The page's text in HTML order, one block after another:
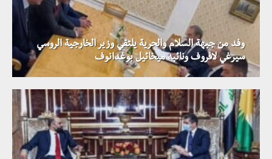
وفد من جبهة السلام والحرية يلتقي وزير الخارجية الروسي
سيرغي لافروف ونائبه ميخائيل بوغدانوف